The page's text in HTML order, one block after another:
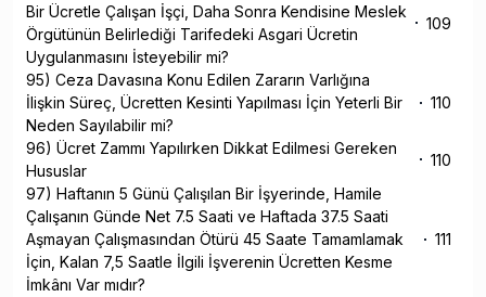
Bir Ücretle Çalışan İşçi, Daha Sonra Kendisine Meslek
Örgütünün Belirlediği Tarifedeki Asgari Ücretin
Uygulanmasını İsteyebilir mi?
109
95) Ceza Davasına Konu Edilen Zararın Varlığına
İlişkin Süreç, Ücretten Kesinti Yapılması İçin Yeterli Bir
Neden Sayılabilir mi?
110
96) Ücret Zammı Yapılırken Dikkat Edilmesi Gereken
Hususlar
110
97) Haftanın 5 Günü Çalışılan Bir İşyerinde, Hamile
Çalışanın Günde Net 7.5 Saati ve Haftada 37.5 Saati
Aşmayan Çalışmasından Ötürü 45 Saate Tamamlamak
İçin, Kalan 7,5 Saatle İlgili İşverenin Ücretten Kesme
İmkânı Var mıdır?
111